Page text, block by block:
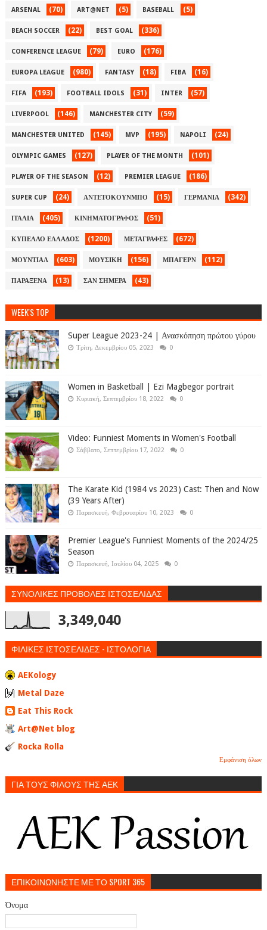
ARSENAL (70) ART@NET (5) BASEBALL (5)
BEACH SOCCER (22) BEST GOAL (336)
CONFERENCE LEAGUE (79) EURO (176)
EUROPA LEAGUE (980) FANTASY (18) FIBA (16)
FIFA (193) FOOTBALL IDOLS (31) INTER (57)
LIVERPOOL (146) MANCHESTER CITY (59)
MANCHESTER UNITED (145) MVP (195) NAPOLI (24)
OLYMPIC GAMES (127) PLAYER OF THE MONTH (101)
PLAYER OF THE SEASON (12) PREMIER LEAGUE (186)
SUPER CUP (24) ΑΝΤΕΤΟΚΟΥΝΜΠΟ (15) ΓΕΡΜΑΝΙΑ (342)
ΙΤΑΛΙΑ (405) ΚΙΝΗΜΑΤΟΓΡΑΦΟΣ (51)
ΚΥΠΕΛΛΟ ΕΛΛΑΔΟΣ (1200) ΜΕΤΑΓΡΑΦΕΣ (672)
ΜΟΥΝΤΙΑΛ (603) ΜΟΥΣΙΚΗ (156) ΜΠΑΓΕΡΝ (112)
ΠΑΡΑΞΕΝΑ (13) ΣΑΝ ΣΗΜΕΡΑ (43)
WEEK'S TOP
Super League 2023-24 | Ανασκόπηση πρώτου γύρου
Τρίτη, Δεκεμβρίου 05, 2023 0
Women in Basketball | Ezi Magbegor portrait
Κυριακή, Σεπτεμβρίου 18, 2022 0
Video: Funniest Moments in Women's Football
Σάββατο, Σεπτεμβρίου 17, 2022 0
The Karate Kid (1984 vs 2023) Cast: Then and Now
(39 Years After)
Παρασκευή, Φεβρουαρίου 10, 2023 0
Premier League's Funniest Moments of the 2024/25
Season
Παρασκευή, Ιουλίου 04, 2025 0
ΣΥΝΟΛΙΚΕΣ ΠΡΟΒΟΛΕΣ ΙΣΤΟΣΕΛΙΔΑΣ
3,349,040
ΦΙΛΙΚΕΣ ΙΣΤΟΣΕΛΙΔΕΣ - ΙΣΤΟΛΟΓΙΑ
AEKology
Metal Daze
Eat This Rock
Art@Net blog
Rocka Rolla
Εμφάνιση όλων
ΓΙΑ ΤΟΥΣ ΦΙΛΟΥΣ ΤΗΣ ΑΕΚ
ΕΠΙΚΟΙΝΩΝΗΣΤΕ ΜΕ ΤΟ SPORT 365
Όνομα